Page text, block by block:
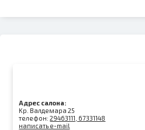
Адрес салона:
Kр. Валдемара 25
телефон:29463111, 67331148
написать e-mail